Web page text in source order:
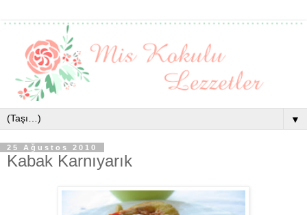
▼
25 Ağustos 2010
Kabak Karnıyarık